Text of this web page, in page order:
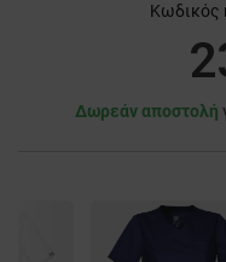
Κωδικός
Δωρεάν αποστολή